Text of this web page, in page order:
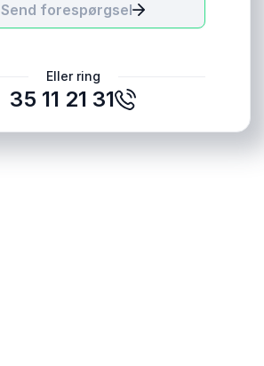
Send forespørgsel
Eller ring
35 11 21 31